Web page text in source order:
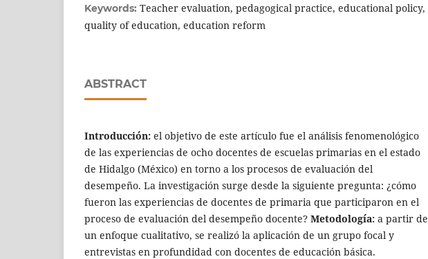
Keywords: Teacher evaluation, pedagogical practice, educational policy,
quality of education, education reform
ABSTRACT
Introducción: el objetivo de este artículo fue el análisis fenomenológico
de las experiencias de ocho docentes de escuelas primarias en el estado
de Hidalgo (México) en torno a los procesos de evaluación del
desempeño. La investigación surge desde la siguiente pregunta: ¿cómo
fueron las experiencias de docentes de primaria que participaron en el
proceso de evaluación del desempeño docente? Metodología: a partir de
un enfoque cualitativo, se realizó la aplicación de un grupo focal y
entrevistas en profundidad con docentes de educación básica.